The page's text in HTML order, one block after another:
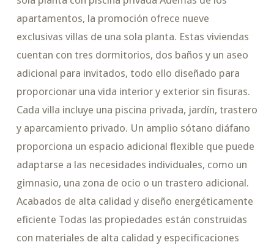
apartamentos, la promoción ofrece nueve
exclusivas villas de una sola planta. Estas viviendas
cuentan con tres dormitorios, dos baños y un aseo
adicional para invitados, todo ello diseñado para
proporcionar una vida interior y exterior sin fisuras.
Cada villa incluye una piscina privada, jardín, trastero
y aparcamiento privado. Un amplio sótano diáfano
proporciona un espacio adicional flexible que puede
adaptarse a las necesidades individuales, como un
gimnasio, una zona de ocio o un trastero adicional.
Acabados de alta calidad y diseño energéticamente
eficiente Todas las propiedades están construidas
con materiales de alta calidad y especificaciones